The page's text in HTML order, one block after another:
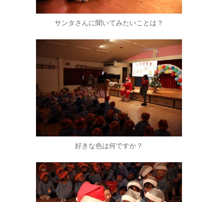
サンタさんに聞いてみたいことは？
好きな色は何ですか？